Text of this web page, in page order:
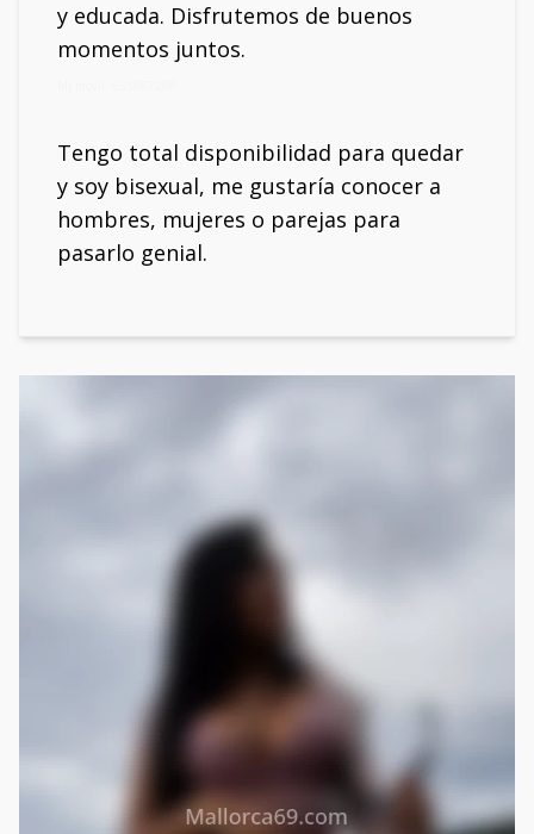
y educada. Disfrutemos de buenos
momentos juntos.
Tengo total disponibilidad para quedar
y soy bisexual, me gustaría conocer a
hombres, mujeres o parejas para
pasarlo genial.